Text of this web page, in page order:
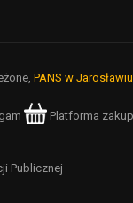
PANS w Jarosławiu
Platforma
Publicznej